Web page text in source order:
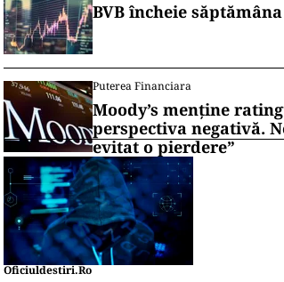
BVB încheie
Puterea Financiara
Moody’s menține
perspectiva negativă.
evitat o pierdere”
Oficiuldestiri.ro